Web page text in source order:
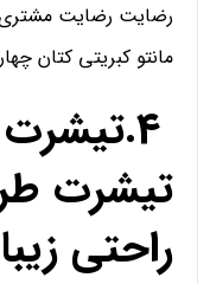
رضایت رضایت مشتری
مانتو کبریتی کتان
تیشرت
راحتی زیبا